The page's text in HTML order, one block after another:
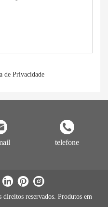
de Privacidade
telefone
reservados. Produtos em